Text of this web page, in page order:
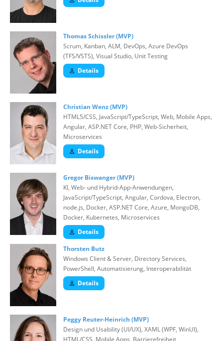
Thomas Schissler (MVP)
Scrum, Kanban, ALM, DevOps, Azure DevOps
(TFS/VSTS), Visual Studio, Unit Testing
Details
Christian Wenz (MVP)
HTML5/CSS, JavaScript/TypeScript, Web, Mobile Apps,
Angular, ASP.NET Core, PHP, Web-Sicherheit,
Microservices
Details
Gregor Biswanger (MVP)
KI, Web- und Hybrid-App-Anwendungen,
JavaScript/TypeScript, Angular, Cordova, Electron,
node.js, Docker, ASP.NET Core, Azure, MongoDB,
Docker, Kubernetes, Microservices
Details
Thorsten Butz
Windows Client & Server, Directory Services,
PowerShell, Automatisierung, Interoperabilität
Details
Peggy Reuter-Heinrich (MVP)
Design und Usability (UI/UX), XAML (WPF, WinUI),
HTML/CSS, Mobile Apps, Barrierefreiheit